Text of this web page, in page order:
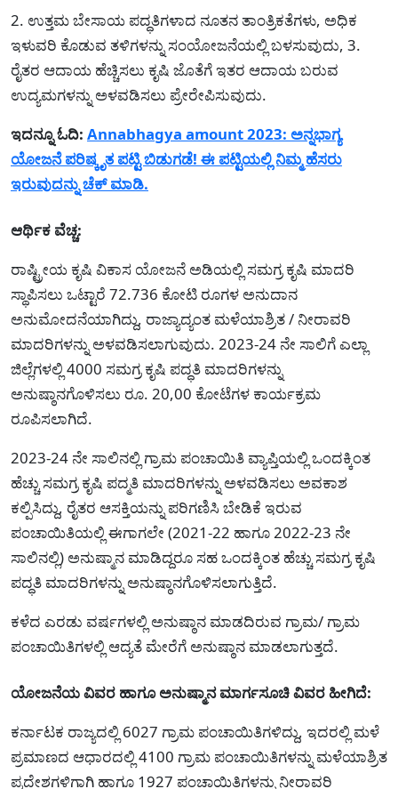
2. ಉತ್ತಮ ಬೇಸಾಯ ಪದ್ಧತಿಗಳಾದ ನೂತನ ತಾಂತ್ರಿಕತೆಗಳು, ಅಧಿಕ
ಇಳುವರಿ ಕೊಡುವ ತಳಿಗಳನ್ನು ಸಂಯೋಜನೆಯಲ್ಲಿ ಬಳಸುವುದು, 3.
ರೈತರ ಆದಾಯ ಹೆಚ್ಚಿಸಲು ಕೃಷಿ ಜೊತೆಗೆ ಇತರ ಆದಾಯ ಬರುವ
ಉದ್ಯಮಗಳನ್ನು ಅಳವಡಿಸಲು ಪ್ರೇರೇಪಿಸುವುದು.
ಇದನ್ನೂ ಓದಿ: Annabhagya amount 2023: ಅನ್ನಭಾಗ್ಯ
ಯೋಜನೆ ಪರಿಷ್ಕೃತ ಪಟ್ಟಿ ಬಿಡುಗಡೆ! ಈ ಪಟ್ಟಿಯಲ್ಲಿ ನಿಮ್ಮ ಹೆಸರು
ಇರುವುದನ್ನು ಚೆಕ್ ಮಾಡಿ.
ಆರ್ಥಿಕ ವೆಚ್ಚ:
ರಾಷ್ಟ್ರೀಯ ಕೃಷಿ ವಿಕಾಸ ಯೋಜನೆ ಅಡಿಯಲ್ಲಿ ಸಮಗ್ರ ಕೃಷಿ ಮಾದರಿ
ಸ್ಥಾಪಿಸಲು ಒಟ್ಟಾರೆ 72.736 ಕೋಟಿ ರೂಗಳ ಅನುದಾನ
ಅನುಮೋದನೆಯಾಗಿದ್ದು, ರಾಜ್ಯಾದ್ಯಂತ ಮಳೆಯಾಶ್ರಿತ / ನೀರಾವರಿ
ಮಾದರಿಗಳನ್ನು ಅಳವಡಿಸಲಾಗುವುದು. 2023-24 ನೇ ಸಾಲಿಗೆ ಎಲ್ಲಾ
ಜಿಲ್ಲೆಗಳಲ್ಲಿ 4000 ಸಮಗ್ರ ಕೃಷಿ ಪದ್ಧತಿ ಮಾದರಿಗಳನ್ನು
ಅನುಷ್ಠಾನಗೊಳಿಸಲು ರೂ. 20,00 ಕೋಟೆಗಳ ಕಾರ್ಯಕ್ರಮ
ರೂಪಿಸಲಾಗಿದೆ.
2023-24 ನೇ ಸಾಲಿನಲ್ಲಿ ಗ್ರಾಮ ಪಂಚಾಯಿತಿ ವ್ಯಾಪ್ತಿಯಲ್ಲಿ ಒಂದಕ್ಕಿಂತ
ಹೆಚ್ಚು ಸಮಗ್ರ ಕೃಷಿ ಪದ್ಮತಿ ಮಾದರಿಗಳನ್ನು ಅಳವಡಿಸಲು ಅವಕಾಶ
ಕಲ್ಪಿಸಿದ್ದು, ರೈತರ ಆಸಕ್ತಿಯನ್ನು ಪರಿಗಣಿಸಿ ಬೇಡಿಕೆ ಇರುವ
ಪಂಚಾಯಿತಿಯಲ್ಲಿ ಈಗಾಗಲೇ (2021-22 ಹಾಗೂ 2022-23 ನೇ
ಸಾಲಿನಲ್ಲಿ) ಅನುಷ್ಮಾನ ಮಾಡಿದ್ದರೂ ಸಹ ಒಂದಕ್ಕಿಂತ ಹೆಚ್ಚು ಸಮಗ್ರ ಕೃಷಿ
ಪದ್ಧತಿ ಮಾದರಿಗಳನ್ನು ಅನುಷ್ಠಾನಗೊಳಿಸಲಾಗುತ್ತಿದೆ.
ಕಳೆದ ಎರಡು ವರ್ಷಗಳಲ್ಲಿ ಅನುಷ್ಠಾನ ಮಾಡದಿರುವ ಗ್ರಾಮ/ ಗ್ರಾಮ
ಪಂಚಾಯಿತಿಗಳಲ್ಲಿ ಆದ್ಯತೆ ಮೇರೆಗೆ ಅನುಷ್ಠಾನ ಮಾಡಲಾಗುತ್ತದೆ.
ಯೋಜನೆಯ ವಿವರ ಹಾಗೂ ಅನುಷ್ಮಾನ ಮಾರ್ಗಸೂಚಿ ವಿವರ ಹೀಗಿದೆ:
ಕರ್ನಾಟಕ ರಾಜ್ಯದಲ್ಲಿ 6027 ಗ್ರಾಮ ಪಂಚಾಯಿತಿಗಳಿದ್ದು, ಇದರಲ್ಲಿ ಮಳೆ
ಪ್ರಮಾಣದ ಆಧಾರದಲ್ಲಿ 4100 ಗ್ರಾಮ ಪಂಚಾಯಿತಿಗಳನ್ನು ಮಳೆಯಾಶ್ರಿತ
ಪ್ರದೇಶಗಳಿಗಾಗಿ ಹಾಗೂ 1927 ಪಂಚಾಯಿತಿಗಳನ್ನು ನೀರಾವರಿ